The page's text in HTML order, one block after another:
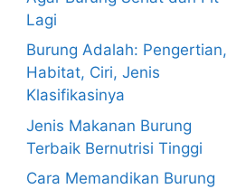
Lagi
Burung Adalah: Pengertian,
Habitat, Ciri, Jenis
Klasifikasinya
Jenis Makanan Burung
Terbaik Bernutrisi Tinggi
Cara Memandikan Burung